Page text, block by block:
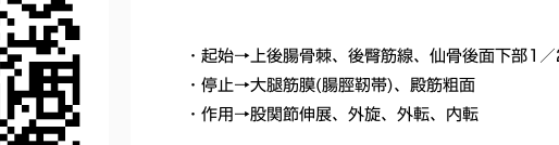
・起始→上後腸骨棘、後臀筋線、仙骨後面下部1
・停止→大腿筋膜(腸脛靭帯)、殿筋粗面
・作用→股関節伸展、外旋、外転、内転